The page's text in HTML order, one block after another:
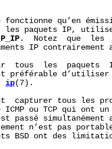
qu’en
les paquets IP,
.  Notez  que  les
IP contrairement
tous  les  paquets
préférable d’utiliser
ip(7).
capturer tous les
ou TCP qui ont un
passé simultanément
n’est pas
BSD ont des